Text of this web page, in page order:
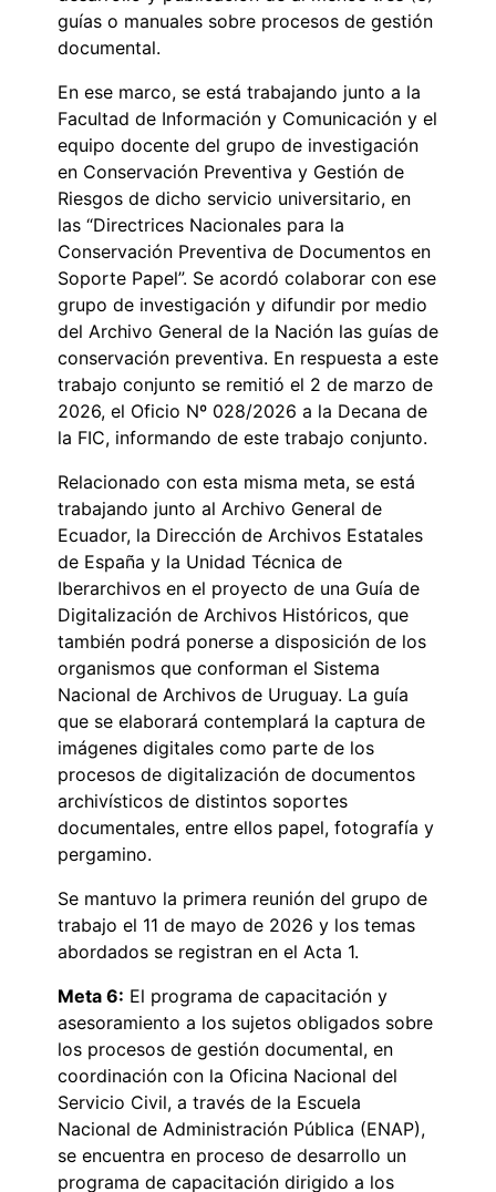
guías o manuales sobre procesos de gestión
documental.
En ese marco, se está trabajando junto a la
Facultad de Información y Comunicación y el
equipo docente del grupo de investigación
en Conservación Preventiva y Gestión de
Riesgos de dicho servicio universitario, en
las “Directrices Nacionales para la
Conservación Preventiva de Documentos en
Soporte Papel”. Se acordó colaborar con ese
grupo de investigación y difundir por medio
del Archivo General de la Nación las guías de
conservación preventiva. En respuesta a este
trabajo conjunto se remitió el 2 de marzo de
2026, el Oficio Nº 028/2026 a la Decana de
la FIC, informando de este trabajo conjunto.
Relacionado con esta misma meta, se está
trabajando junto al Archivo General de
Ecuador, la Dirección de Archivos Estatales
de España y la Unidad Técnica de
Iberarchivos en el proyecto de una Guía de
Digitalización de Archivos Históricos, que
también podrá ponerse a disposición de los
organismos que conforman el Sistema
Nacional de Archivos de Uruguay. La guía
que se elaborará contemplará la captura de
imágenes digitales como parte de los
procesos de digitalización de documentos
archivísticos de distintos soportes
documentales, entre ellos papel, fotografía y
pergamino.
Se mantuvo la primera reunión del grupo de
trabajo el 11 de mayo de 2026 y los temas
abordados se registran en el Acta 1.
Meta 6: El programa de capacitación y
asesoramiento a los sujetos obligados sobre
los procesos de gestión documental, en
coordinación con la Oficina Nacional del
Servicio Civil, a través de la Escuela
Nacional de Administración Pública (ENAP),
se encuentra en proceso de desarrollo un
programa de capacitación dirigido a los